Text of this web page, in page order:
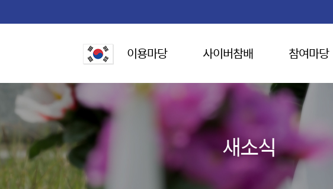
이용마당 사이버참배 참여마당
새소식